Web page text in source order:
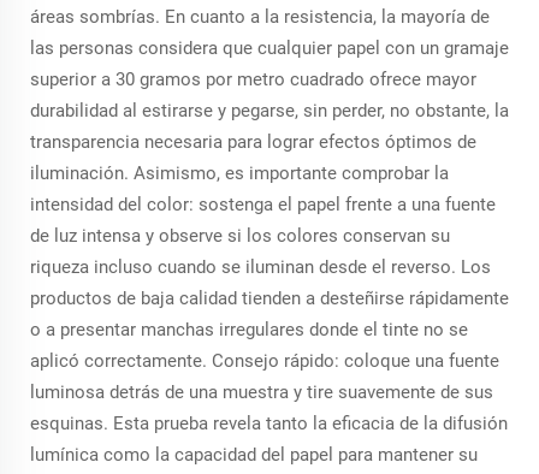
áreas sombrías. En cuanto a la resistencia, la mayoría de
las personas considera que cualquier papel con un gramaje
superior a 30 gramos por metro cuadrado ofrece mayor
durabilidad al estirarse y pegarse, sin perder, no obstante, la
transparencia necesaria para lograr efectos óptimos de
iluminación. Asimismo, es importante comprobar la
intensidad del color: sostenga el papel frente a una fuente
de luz intensa y observe si los colores conservan su
riqueza incluso cuando se iluminan desde el reverso. Los
productos de baja calidad tienden a desteñirse rápidamente
o a presentar manchas irregulares donde el tinte no se
aplicó correctamente. Consejo rápido: coloque una fuente
luminosa detrás de una muestra y tire suavemente de sus
esquinas. Esta prueba revela tanto la eficacia de la difusión
lumínica como la capacidad del papel para mantener su